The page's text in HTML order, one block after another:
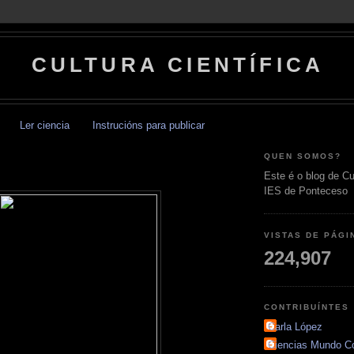
CULTURA CIENTÍFICA
Ler ciencia Instrucións para publicar
QUEN SOMOS?
Este é o blog de
IES de Ponteceso
VISTAS DE
224,907
CONTRIBUÍNTES
Carla López
Ciencias Mundo